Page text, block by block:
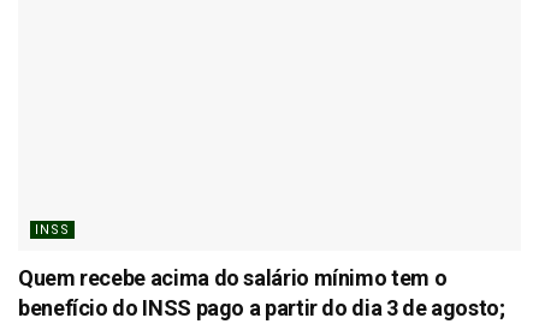
INSS
Quem recebe acima do salário mínimo tem o
benefício do INSS pago a partir do dia 3 de agosto;